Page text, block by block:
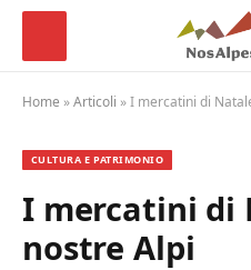
Home »Articoli »I mercatini di
CULTURA E PATRIMONIO
I mercatini di
nostre Alpi